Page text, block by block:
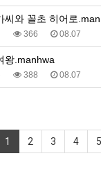
씨와 꼴초 히어로
366 08.07
왕.manhwa
388 08.07
1 2 3 4 5